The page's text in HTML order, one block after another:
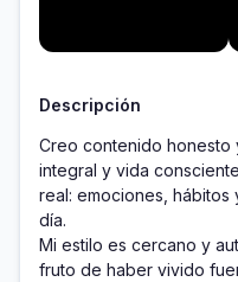
Descripción
Creo contenido honesto
integral y vida
real: emociones,
día.
Mi estilo es cercano y
fruto de haber vivido